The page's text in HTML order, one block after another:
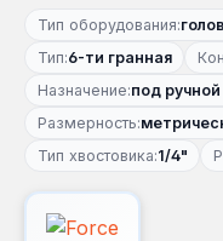
Тип оборудования:
Тип:6-ти гранная
Назначение:под
Размерность:
Тип хвостовика:1/4"